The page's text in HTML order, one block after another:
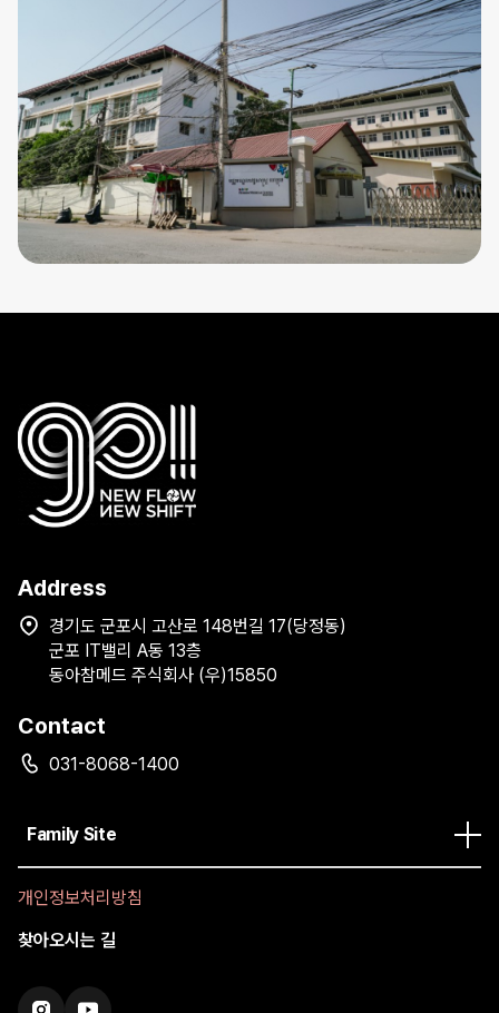
Address
경기도 군포시 고산로 148번길 17(당정동)
군포 IT밸리 A동 13층
동아참메드 주식회사 (우)15850
Contact
031-8068-1400
Family Site
개인정보처리방침
찾아오시는 길